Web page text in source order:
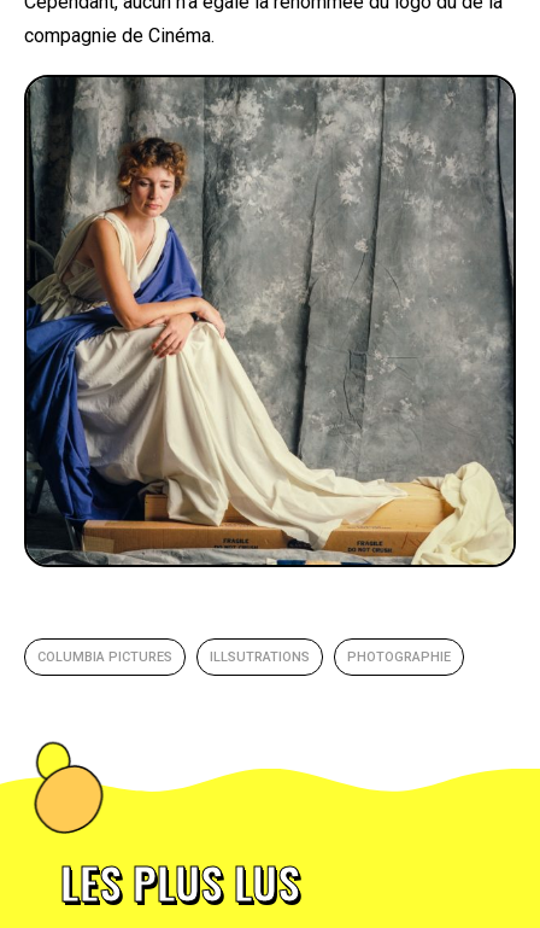
compagnie de Cinéma.
COLUMBIA PICTURES ILLSUTRATIONS PHOTOGRAPHIE
LES PLUS LUS